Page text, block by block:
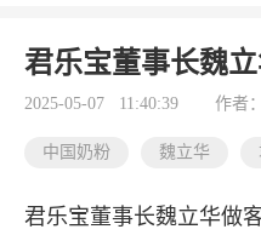
品牌导购 专家点评
君乐宝董事长魏
2025-05-07 11:40:39 作者
中国奶粉 魏立华
君乐宝董事长魏立华做